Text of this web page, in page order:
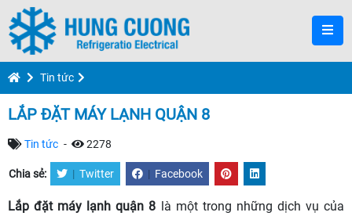
Tin tức
LẮP ĐẶT MÁY LẠNH QUẬN 8
Tin tức - 2278
Chia sẻ: | Twitter | Facebook
Lắp đặt máy lạnh quận 8 là một trong những dịch vụ của